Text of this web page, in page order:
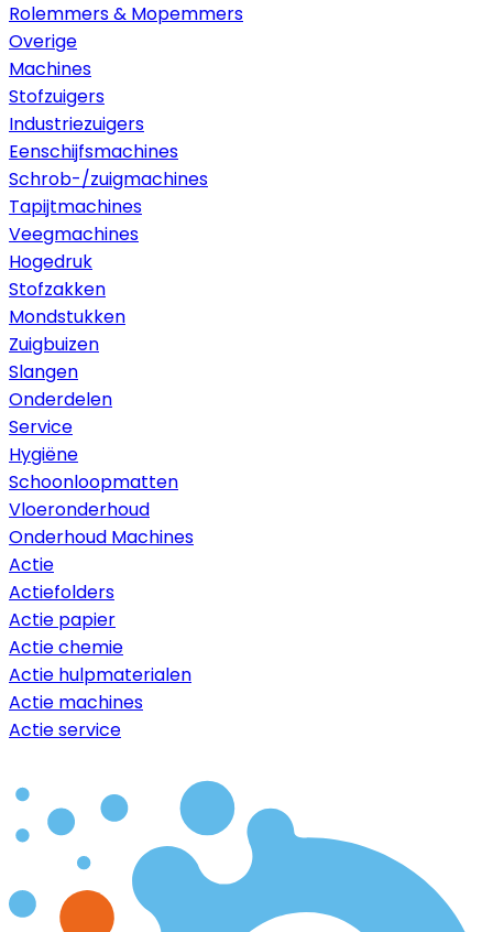
Rolemmers & Mopemmers
Overige
Machines
Stofzuigers
Industriezuigers
Eenschijfsmachines
Schrob-/zuigmachines
Tapijtmachines
Veegmachines
Hogedruk
Stofzakken
Mondstukken
Zuigbuizen
Slangen
Onderdelen
Service
Hygiëne
Schoonloopmatten
Vloeronderhoud
Onderhoud Machines
Actie
Actiefolders
Actie papier
Actie chemie
Actie hulpmaterialen
Actie machines
Actie service